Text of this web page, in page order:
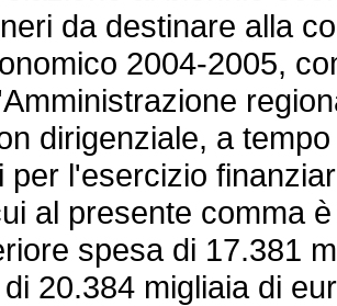
da destinare alla
2004-2005,
dirigenziale, a
per l'esercizio
al presente comma
spesa di 17.381
20.384 migliaia di